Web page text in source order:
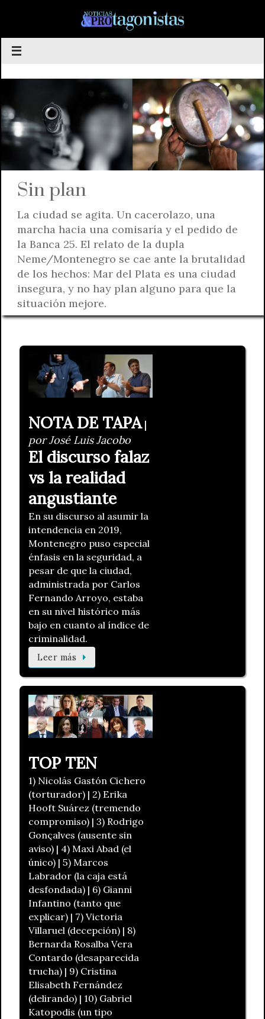
contenido
Sin plan
La ciudad se agita. Un cacerolazo, una
marcha hacia una comisaría y el pedido de
la Banca 25. El relato de la dupla
Neme/Montenegro se cae ante la brutalidad
de los hechos: Mar del Plata es una ciudad
insegura, y no hay plan alguno para que la
situación mejore.
NOTA DE TAPA|
por José Luis Jacobo
El discurso falaz
vs la realidad
angustiante
En su discurso al asumir la
intendencia en 2019,
Montenegro puso especial
énfasis en la seguridad, a
pesar de que la ciudad,
administrada por Carlos
Fernando Arroyo, estaba
en su nivel histórico más
bajo en cuanto al índice de
criminalidad.
Leer más
TOP TEN
1) Nicolás Gastón Cichero
(torturador) | 2) Erika
Hooft Suárez (tremendo
compromiso) | 3) Rodrigo
Gonçalves (ausente sin
aviso) | 4) Maxi Abad (el
único) | 5) Marcos
Labrador (la caja está
desfondada) | 6) Gianni
Infantino (tanto que
explicar) | 7) Victoria
Villaruel (decepción) | 8)
Bernarda Rosalba Vera
Contardo (desaparecida
trucha) | 9) Cristina
Elisabeth Fernández
(delirando) | 10) Gabriel
Katopodis (un tipo